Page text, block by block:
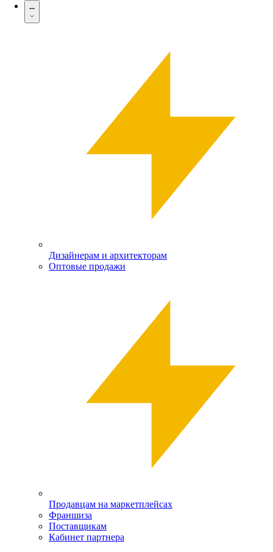
...
Дизайнерам и архитекторам
Оптовые продажи
Продавцам на маркетплейсах
Франшиза
Поставщикам
Кабинет партнера